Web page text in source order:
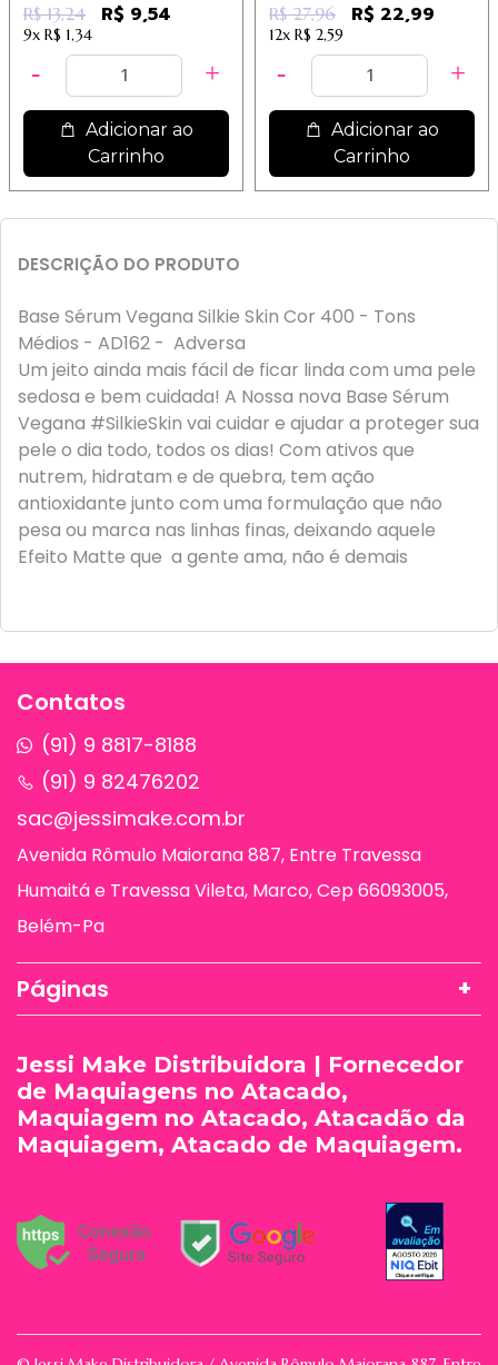
R$ 13,24 R$ 9,54
9x R$ 1,34
Adicionar ao
Carrinho
R$ 27,96 R$ 22,99
12x R$ 2,59
Adicionar ao
Carrinho
DESCRIÇÃO DO PRODUTO
Base Sérum Vegana Silkie Skin Cor 400 - Tons
Médios - AD162 - Adversa
Um jeito ainda mais fácil de ficar linda com uma pele
sedosa e bem cuidada! A Nossa nova Base Sérum
Vegana #SilkieSkin vai cuidar e ajudar a proteger sua
pele o dia todo, todos os dias! Com ativos que
nutrem, hidratam e de quebra, tem ação
antioxidante junto com uma formulação que não
pesa ou marca nas linhas finas, deixando aquele
Efeito Matte que a gente ama, não é demais
Contatos
(91) 9 8817-8188
(91) 9 82476202
sac@jessimake.com.br
Avenida Rômulo Maiorana 887, Entre Travessa
Humaitá e Travessa Vileta, Marco, Cep 66093005,
Belém-Pa
Páginas
Jessi Make Distribuidora | Fornecedor
de Maquiagens no Atacado,
Maquiagem no Atacado, Atacadão da
Maquiagem, Atacado de Maquiagem.